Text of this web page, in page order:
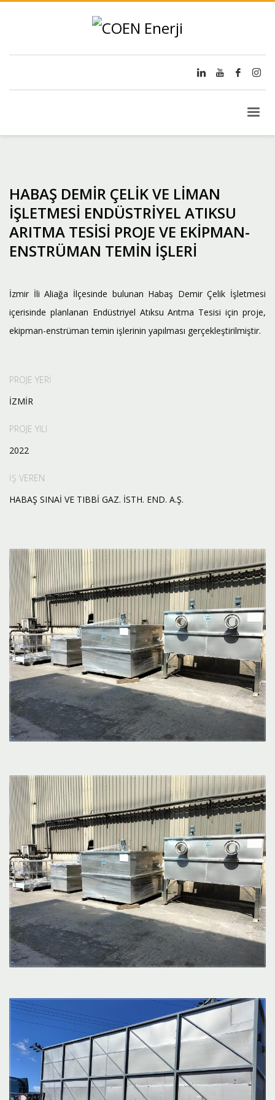
HABAŞ DEMİR ÇELİK VE LİMAN
İŞLETMESİ ENDÜSTRİYEL ATIKSU
ARITMA TESİSİ PROJE VE EKİPMAN-
ENSTRÜMAN TEMİN İŞLERİ
İzmir İli Aliağa İlçesinde bulunan Habaş Demir Çelik İşletmesi
içerisinde planlanan Endüstriyel Atıksu Arıtma Tesisi için proje,
ekipman-enstrüman temin işlerinin yapılması gerçekleştirilmiştir.
PROJE YERİ
İZMİR
PROJE YILI
2022
İŞ VEREN
HABAŞ SINAİ VE TIBBİ GAZ. İSTH. END. A.Ş.